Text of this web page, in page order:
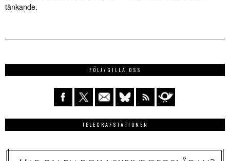
tänkande.
FÖLJ/GILLA OSS
TELEGRAFSTATIONEN